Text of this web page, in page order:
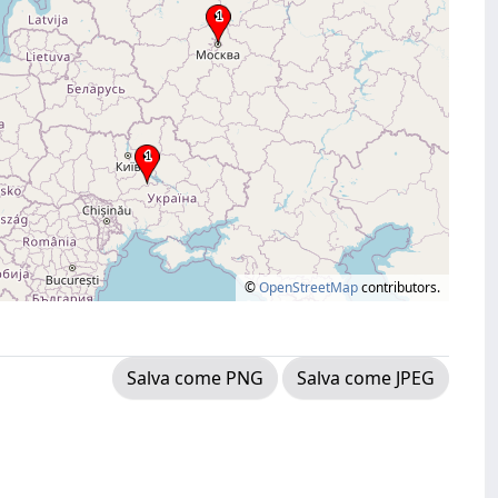
©OpenStreetMapcontributors.
Salva come PNG Salva come JPEG